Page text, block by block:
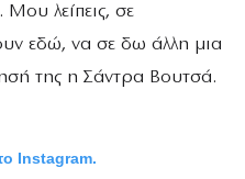
Μου λείπεις, σε
εδώ, να σε δω άλλη μια
της η Σάντρα Βουτσά.
Instagram.